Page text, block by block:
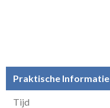
Praktische Informatie
Tijd